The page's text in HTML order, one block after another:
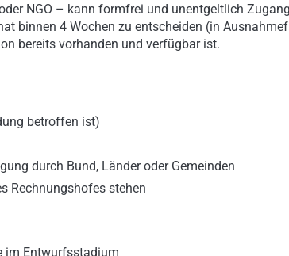
NGO – kann formfrei und unentgeltlich
binnen 4 Wochen zu entscheiden (in
bereits vorhanden und verfügbar ist.
betroffen ist)
durch Bund, Länder oder Gemeinden
Rechnungshofes stehen
im Entwurfsstadium